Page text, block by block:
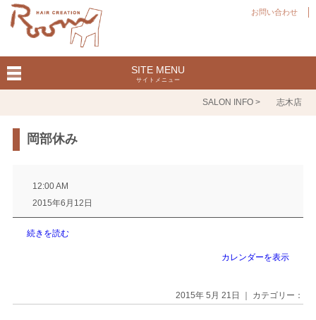
お問い合わせ
SITE MENU
サイトメニュー
SALON INFO > 志木店
岡部休み
12:00 AM
2015年6月12日
続きを読む
カレンダーを表示
2015年 5月 21日 ｜ カテゴリー：